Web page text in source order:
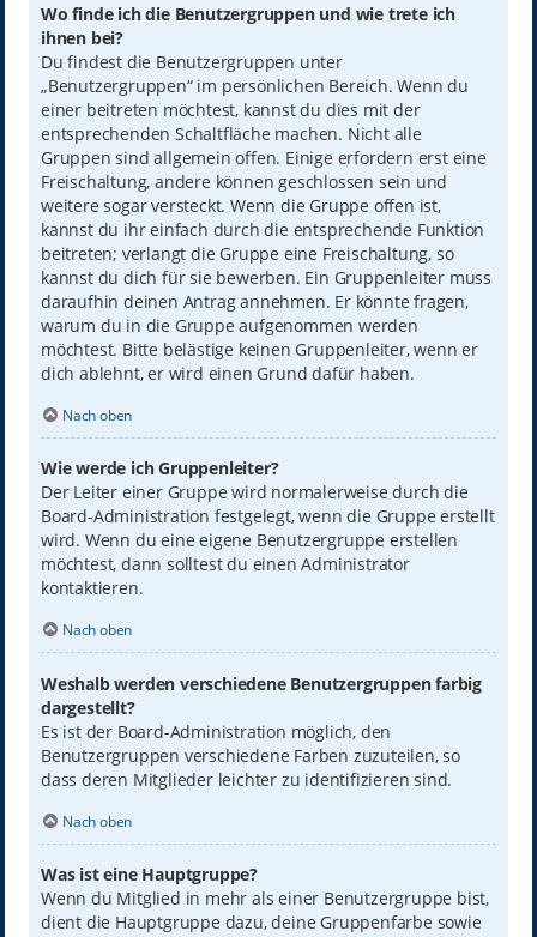
Wo finde ich die Benutzergruppen und wie trete ich
ihnen bei?
Du findest die Benutzergruppen unter
„Benutzergruppen“ im persönlichen Bereich. Wenn du
einer beitreten möchtest, kannst du dies mit der
entsprechenden Schaltfläche machen. Nicht alle
Gruppen sind allgemein offen. Einige erfordern erst eine
Freischaltung, andere können geschlossen sein und
weitere sogar versteckt. Wenn die Gruppe offen ist,
kannst du ihr einfach durch die entsprechende Funktion
beitreten; verlangt die Gruppe eine Freischaltung, so
kannst du dich für sie bewerben. Ein Gruppenleiter muss
daraufhin deinen Antrag annehmen. Er könnte fragen,
warum du in die Gruppe aufgenommen werden
möchtest. Bitte belästige keinen Gruppenleiter, wenn er
dich ablehnt, er wird einen Grund dafür haben.
Nach oben
Wie werde ich Gruppenleiter?
Der Leiter einer Gruppe wird normalerweise durch die
Board-Administration festgelegt, wenn die Gruppe erstellt
wird. Wenn du eine eigene Benutzergruppe erstellen
möchtest, dann solltest du einen Administrator
kontaktieren.
Nach oben
Weshalb werden verschiedene Benutzergruppen farbig
dargestellt?
Es ist der Board-Administration möglich, den
Benutzergruppen verschiedene Farben zuzuteilen, so
dass deren Mitglieder leichter zu identifizieren sind.
Nach oben
Was ist eine Hauptgruppe?
Wenn du Mitglied in mehr als einer Benutzergruppe bist,
dient die Hauptgruppe dazu, deine Gruppenfarbe sowie